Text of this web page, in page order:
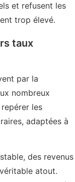
et refusent les
trop élevé.
taux
par la
nombreux
les
adaptées à
des revenus
atout.